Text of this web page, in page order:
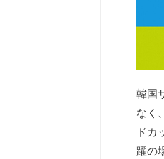
韓国
なく
ドカ
躍の